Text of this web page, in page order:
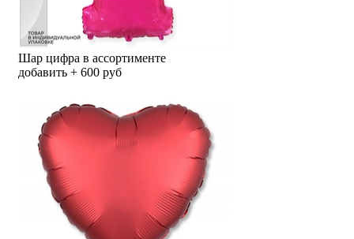
Шар цифра в ассортименте
добавить + 600 руб